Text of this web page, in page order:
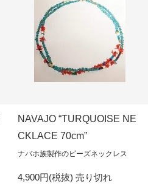
NAVAJO “TURQUOISE NE
CKLACE 70cm”
ナバホ族製作のビーズネックレス
4,900円(税抜) 売り切れ